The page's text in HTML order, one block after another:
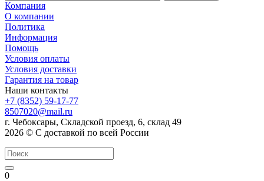
Компания
О компании
Политика
Информация
Помощь
Условия оплаты
Условия доставки
Гарантия на товар
Наши контакты
+7 (8352) 59-17-77
8507020@mail.ru
г. Чебоксары, Складской проезд, 6, склад 49
2026 © С доставкой по всей России
0